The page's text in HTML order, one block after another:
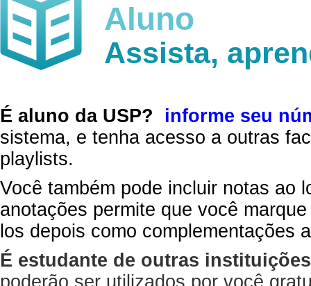
Aluno
Assista,
É aluno da USP?
informe seu
sistema, e tenha acesso a outras
playlists.
Você também pode incluir notas ao
anotações permite que você
los depois como complementações
É estudante de outras
poderão ser utilizados por você